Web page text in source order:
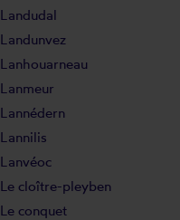
Landudal
Landunvez
Lanhouarneau
Lanmeur
Lannédern
Lannilis
Lanvéoc
Le cloître-pleyben
Le conquet